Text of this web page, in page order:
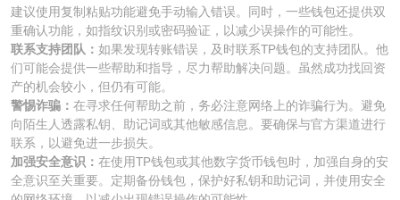
建议使用复制粘贴功能避免手动输入错误。同时，一些钱包还提供双
重确认功能，如指纹识别或密码验证，以减少误操作的可能性。
联系支持团队： 如果发现转账错误，及时联系TP钱包的支持团队。他
们可能会提供一些帮助和指导，尽力帮助解决问题。虽然成功找回资
产的机会较小，但仍有可能。
警惕诈骗： 在寻求任何帮助之前，务必注意网络上的诈骗行为。避免
向陌生人透露私钥、助记词或其他敏感信息。要确保与官方渠道进行
联系，以避免进一步损失。
加强安全意识： 在使用TP钱包或其他数字货币钱包时，加强自身的安
全意识至关重要。定期备份钱包，保护好私钥和助记词，并使用安全